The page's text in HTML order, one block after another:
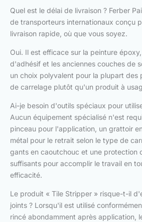
Quel est le délai de livraison ? Ferber
de transporteurs internationaux conçu
livraison rapide, où que vous soyez.
Oui. Il est efficace sur la peinture
d'adhésif et les anciennes couches de
un choix polyvalent pour la plupart des
de carrelage plutôt qu'un produit à
Ai-je besoin d'outils spéciaux pour
Aucun équipement spécialisé n'est
pinceau pour l'application, un grattoir
métal pour le retrait selon le type de
gants en caoutchouc et une protection
suffisants pour accomplir le travail en
efficacité.
Le produit « Tile Stripper » risque-t-il
joints ? Lorsqu'il est utilisé
rincé abondamment après application,